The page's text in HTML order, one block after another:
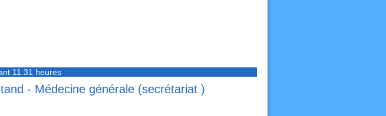
11:31 heures
- Médecine générale (secrétariat )